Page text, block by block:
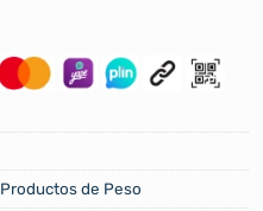
Productos de Peso